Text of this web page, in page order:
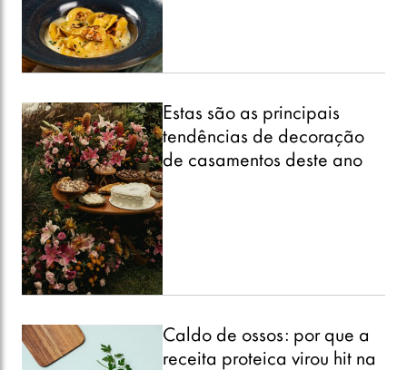
Estas são as principais
tendências de decoração
de casamentos deste ano
Caldo de ossos: por que a
receita proteica virou hit na